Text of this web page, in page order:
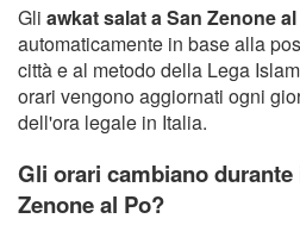
Gli awkat salat a San Zenone
automaticamente in base alla
città e al metodo della Lega
orari vengono aggiornati ogni
dell'ora legale in Italia.
Gli orari cambiano durante
Zenone al Po?